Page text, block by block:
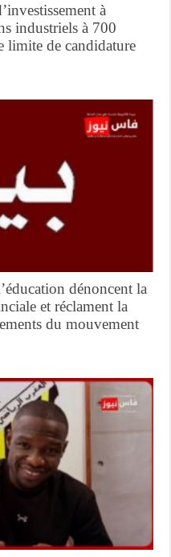
à
industriels à 700
limite de candidature
dénoncent la
et réclament la
du mouvement